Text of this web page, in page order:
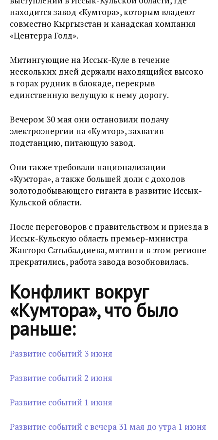
находится завод «Кумтора», которым владеют
совместно Кыргызстан и канадская компания
«Центерра Голд».
Митингующие на Иссык-Куле в течение
нескольких дней держали находящийся высоко
в горах рудник в блокаде, перекрыв
единственную ведущую к нему дорогу.
Вечером 30 мая они остановили подачу
электроэнергии на «Кумтор», захватив
подстанцию, питающую завод.
Они также требовали национализации
«Кумтора», а также большей доли с доходов
золотодобывающего гиганта в развитие Иссык-
Кульской области.
После переговоров с правительством и приезда в
Иссык-Кульскую область премьер-министра
Жанторо Сатыбалдиева, митинги в этом регионе
прекратились, работа завода возобновилась.
Конфликт вокруг
«Кумтора», что было
раньше:
Развитие событий 3 июня
Развитие событий 2 июня
Развитие событий 1 июня
Развитие событий с вечера 31 мая до утра 1 июня